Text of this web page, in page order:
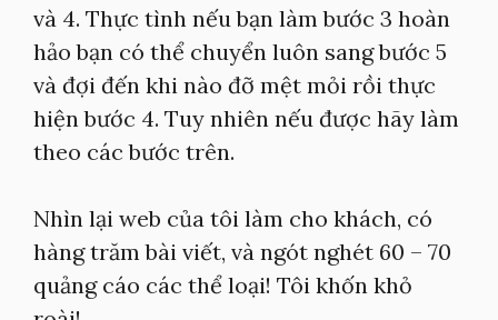
và 4. Thực tình nếu bạn làm bước 3 hoàn
hảo bạn có thể chuyển luôn sang bước 5
và đợi đến khi nào đỡ mệt mỏi rồi thực
hiện bước 4. Tuy nhiên nếu được hãy làm
theo các bước trên.
Nhìn lại web của tôi làm cho khách, có
hàng trăm bài viết, và ngót nghét 60 – 70
quảng cáo các thể loại! Tôi khốn khỏ